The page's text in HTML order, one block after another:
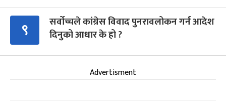
९
सर्वोच्चले कांग्रेस विवाद पुनरावलोकन गर्न आदेश
दिनुको आधार के हो ?
Advertisment